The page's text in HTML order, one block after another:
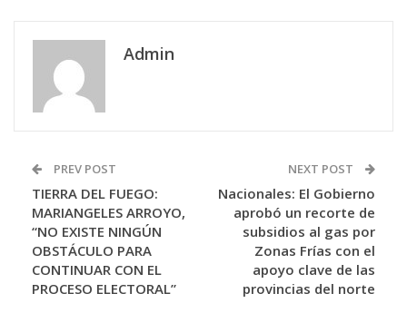
Admin
PREV POST
TIERRA DEL FUEGO:
MARIANGELES ARROYO,
“NO EXISTE NINGÚN
OBSTÁCULO PARA
CONTINUAR CON EL
PROCESO ELECTORAL”
NEXT POST
Nacionales: El Gobierno
aprobó un recorte de
subsidios al gas por
Zonas Frías con el
apoyo clave de las
provincias del norte